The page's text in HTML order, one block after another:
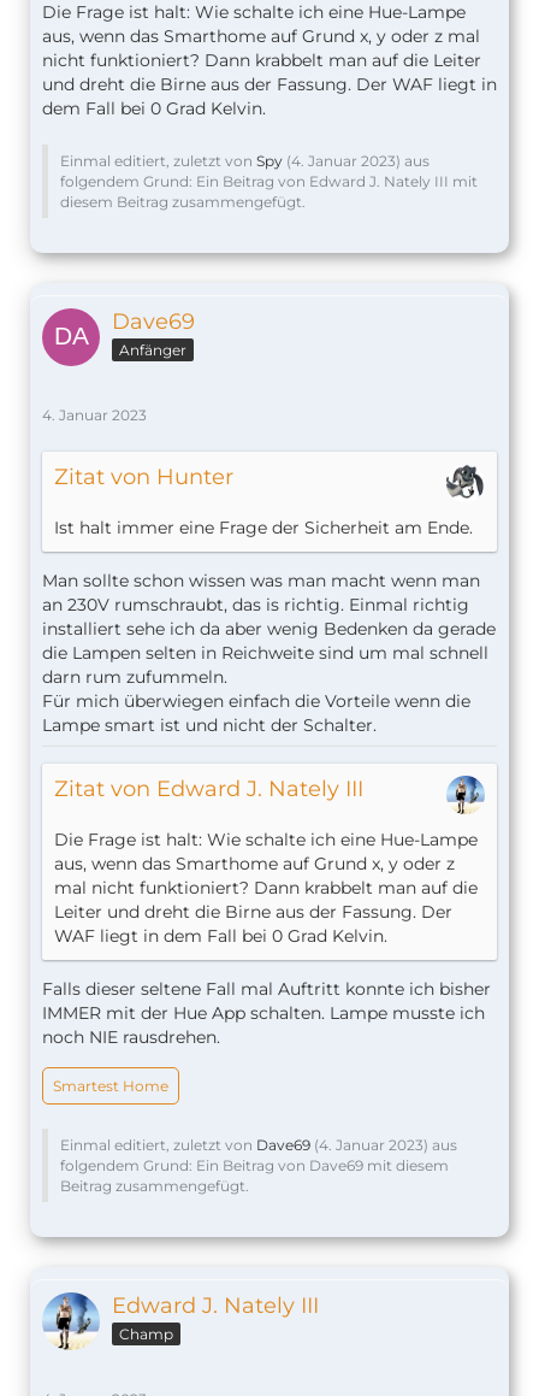
Die Frage ist halt: Wie schalte ich eine Hue-Lampe
aus, wenn das Smarthome auf Grund x, y oder z mal
nicht funktioniert? Dann krabbelt man auf die Leiter
und dreht die Birne aus der Fassung. Der WAF liegt in
dem Fall bei 0 Grad Kelvin.
Einmal editiert, zuletzt von Spy (4. Januar 2023) aus
folgendem Grund: Ein Beitrag von Edward J. Nately III mit
diesem Beitrag zusammengefügt.
Dave69
Anfänger
4. Januar 2023
Zitat von Hunter
Ist halt immer eine Frage der Sicherheit am Ende.
Man sollte schon wissen was man macht wenn man
an 230V rumschraubt, das is richtig. Einmal richtig
installiert sehe ich da aber wenig Bedenken da gerade
die Lampen selten in Reichweite sind um mal schnell
darn rum zufummeln.
Für mich überwiegen einfach die Vorteile wenn die
Lampe smart ist und nicht der Schalter.
Zitat von Edward J. Nately III
Die Frage ist halt: Wie schalte ich eine Hue-Lampe
aus, wenn das Smarthome auf Grund x, y oder z
mal nicht funktioniert? Dann krabbelt man auf die
Leiter und dreht die Birne aus der Fassung. Der
WAF liegt in dem Fall bei 0 Grad Kelvin.
Falls dieser seltene Fall mal Auftritt konnte ich bisher
IMMER mit der Hue App schalten. Lampe musste ich
noch NIE rausdrehen.
Smartest Home
Einmal editiert, zuletzt von Dave69 (4. Januar 2023) aus
folgendem Grund: Ein Beitrag von Dave69 mit diesem
Beitrag zusammengefügt.
Edward J. Nately III
Champ